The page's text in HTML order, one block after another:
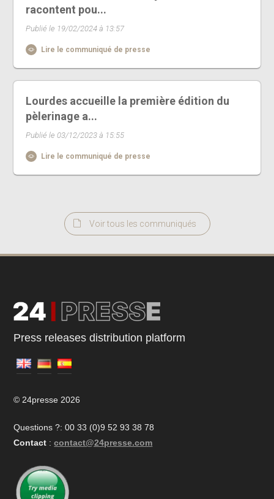
racontent pou...
Publié le 19/02/2024 à 13:57
Lire le communiqué de presse
Lourdes accueille la première édition du
pèlerinage a...
Publié le 03/12/2023 à 15:55
Lire le communiqué de presse
Voir tous les communiqués
Press releases distribution platform
© 24presse 2026
Questions ?: 00 33 (0)9 52 93 38 78
Contact : contact@24presse.com